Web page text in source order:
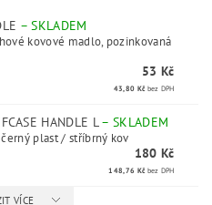
–SKLADEM
kovové madlo, pozinkovaná
53 Kč
43,80 Kč bez DPH
HANDLE L– SKLADEM
plast / stříbrný kov
180 Kč
148,76 Kč bez DPH
VÍCE